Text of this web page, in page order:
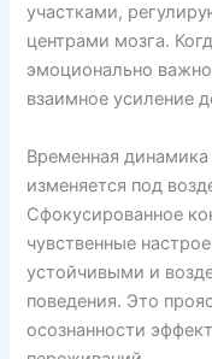
участками,
центрами мозга.
эмоционально
взаимное усиление
Временная
изменяется под
Сфокусированное
чувственные
устойчивыми и
поведения. Это
осознанности